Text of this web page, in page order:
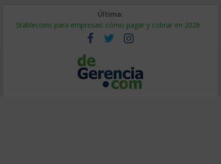
Última:
Stablecoins para empresas: cómo pagar y cobrar en 2026
Despido silencioso: qué es y por qué sale tan caro
IA en selección de personal: cómo auditarla a tiempo
Trabajo forzoso en la cadena de suministro: qué hacer
Mercado hispano de EE. UU.: cómo segmentarlo y venderle